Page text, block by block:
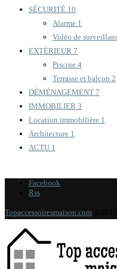
SÉCURITÉ 10
Alarme 1
Vidéo de
EXTÉRIEUR 7
Piscine 4
Terrasse et balcon 2
DÉMÉNAGEMENT 7
IMMOBILIER 3
Location immobilière 1
Architecture 1
ACTU 1
Facebook
Rss
Topaccessoiresmaison.com